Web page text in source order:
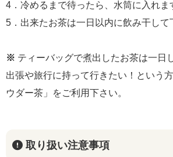
4．冷めるまで待ったら、水筒に入れま
5．出来たお茶は一日以内に飲み干して
※ ティーバッグで煮出したお茶は一日
出張や旅行に持って行きたい！という
ウダー茶」をご利用下さい。
取り扱い注意事項